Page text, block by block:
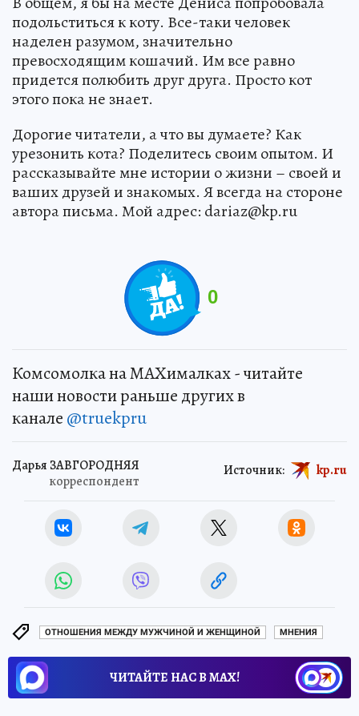
подольститься к коту. Все-таки человек
наделен разумом, значительно
превосходящим кошачий. Им все равно
придется полюбить друг друга. Просто кот
этого пока не знает.
Дорогие читатели, а что вы думаете? Как
урезонить кота? Поделитесь своим опытом. И
рассказывайте мне истории о жизни – своей и
ваших друзей и знакомых. Я всегда на стороне
автора письма. Мой адрес: dariaz@kp.ru
0
Комсомолка на MAXималках - читайте
наши новости раньше других в
канале @truekpru
Дарья ЗАВГОРОДНЯЯ
корреспондент
Источник: kp.ru
ОТНОШЕНИЯ МЕЖДУ МУЖЧИНОЙ И ЖЕНЩИНОЙ МНЕНИЯ
ЧИТАЙТЕ НАС В МАХ!